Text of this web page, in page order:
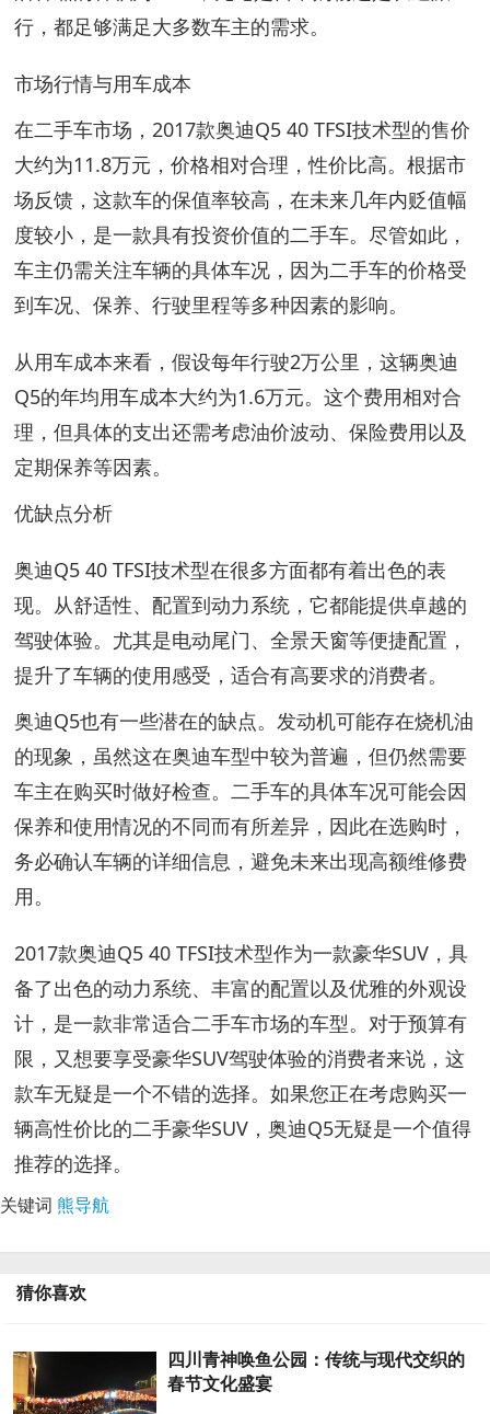
行，都足够满足大多数车主的需求。
市场行情与用车成本
在二手车市场，2017款奥迪Q5 40 TFSI技术型的售价
大约为11.8万元，价格相对合理，性价比高。根据市
场反馈，这款车的保值率较高，在未来几年内贬值幅
度较小，是一款具有投资价值的二手车。尽管如此，
车主仍需关注车辆的具体车况，因为二手车的价格受
到车况、保养、行驶里程等多种因素的影响。
从用车成本来看，假设每年行驶2万公里，这辆奥迪
Q5的年均用车成本大约为1.6万元。这个费用相对合
理，但具体的支出还需考虑油价波动、保险费用以及
定期保养等因素。
优缺点分析
奥迪Q5 40 TFSI技术型在很多方面都有着出色的表
现。从舒适性、配置到动力系统，它都能提供卓越的
驾驶体验。尤其是电动尾门、全景天窗等便捷配置，
提升了车辆的使用感受，适合有高要求的消费者。
奥迪Q5也有一些潜在的缺点。发动机可能存在烧机油
的现象，虽然这在奥迪车型中较为普遍，但仍然需要
车主在购买时做好检查。二手车的具体车况可能会因
保养和使用情况的不同而有所差异，因此在选购时，
务必确认车辆的详细信息，避免未来出现高额维修费
用。
2017款奥迪Q5 40 TFSI技术型作为一款豪华SUV，具
备了出色的动力系统、丰富的配置以及优雅的外观设
计，是一款非常适合二手车市场的车型。对于预算有
限，又想要享受豪华SUV驾驶体验的消费者来说，这
款车无疑是一个不错的选择。如果您正在考虑购买一
辆高性价比的二手豪华SUV，奥迪Q5无疑是一个值得
推荐的选择。
关键词 熊导航
猜你喜欢
四川青神唤鱼公园：传统与现代交织的
春节文化盛宴